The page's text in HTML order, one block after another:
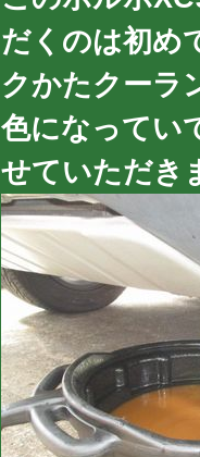
だくのは初め
クかたクーラ
色になってい
せていただき